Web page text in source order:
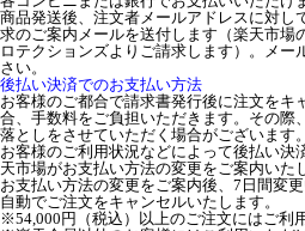
商品発送後、注文者メールアドレスに対し
求のご案内メールを送付します（楽天市場
ロテクションズよりご請求します）。メー
さい。
後払い決済でのお支払い方法
お客様のご都合で請求書発行後に注文をキ
合、手数料をご負担いただきます。その際
落としをさせていただく場合がございます。
お客様のご利用状況などによって後払い決
天市場がお支払い方法の変更をご案内いた
お支払い方法の変更をご案内後、7日間変
自動でご注文をキャンセルいたします。
※54,000円（税込）以上のご注文にはご利